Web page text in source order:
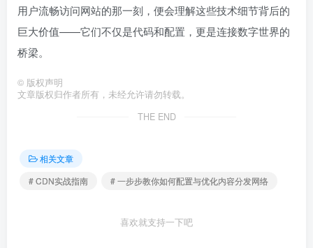
用户流畅访问网站的那一刻，便会理解这些技术细节背后的
巨大价值——它们不仅是代码和配置，更是连接数字世界的
桥梁。
© 版权声明
文章版权归作者所有，未经允许请勿转载。
THE END
相关文章
# CDN实战指南
# 一步步教你如何配置与优化内容分发网络
喜欢就支持一下吧